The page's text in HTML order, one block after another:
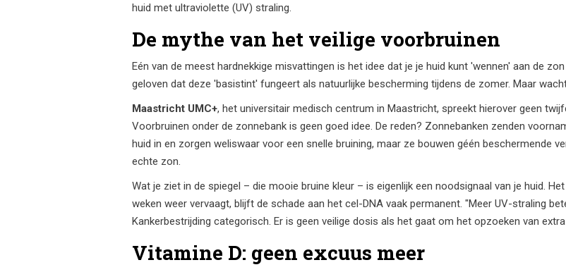
huid met ultraviolette (UV) straling.
De mythe van het veilige voorbruinen
Eén van de meest hardnekkige misvattingen is het idee dat je je huid kunt 'wennen' aan de
geloven dat deze 'basistint' fungeert als natuurlijke bescherming tijdens de zomer. Maar
Maastricht UMC+, het universitair medisch centrum in Maastricht, spreekt hierover geen
Voorbruinen onder de zonnebank is geen goed idee. De reden? Zonnebanken zenden
huid in en zorgen weliswaar voor een snelle bruining, maar ze bouwen géén beschermende
echte zon.
Wat je ziet in de spiegel – die mooie bruine kleur – is eigenlijk een noodsignaal van je huid.
weken weer vervaagt, blijft de schade aan het cel-DNA vaak permanent. "Meer UV-straling
Kankerbestrijding categorisch. Er is geen veilige dosis als het gaat om het opzoeken van
Vitamine D: geen excuus meer